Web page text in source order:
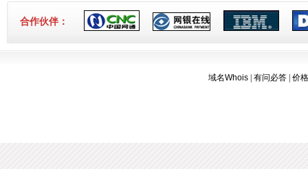
香港独享服务器71网站迁移通知！
3-16]
合作伙伴：
域名Whois 有问必答 价